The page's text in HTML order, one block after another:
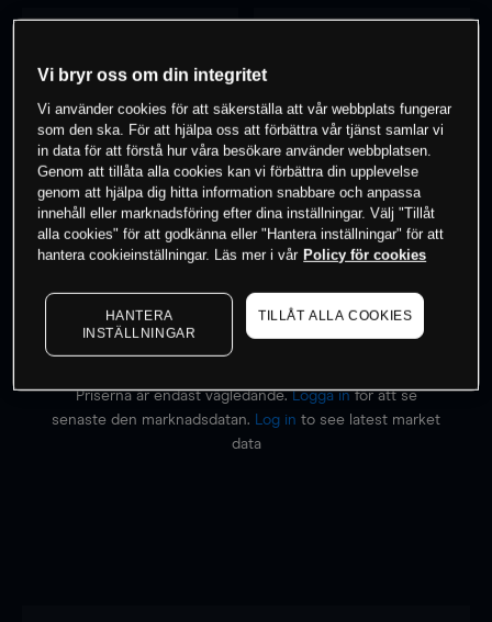
0% av kunderna har en position i detta
instrument
Börja handla
Priserna är endast vägledande.Logga inför att se
senaste den marknadsdatan.
Log in to see latest market
data
Vi bryr oss om din integritet
Vi använder cookies för att säkerställa att vår webbplats fungerar
som den ska. För att hjälpa oss att förbättra vår tjänst samlar vi
in data för att förstå hur våra besökare använder webbplatsen.
Genom att tillåta alla cookies kan vi förbättra din upplevelse
genom att hjälpa dig hitta information snabbare och anpassa
innehåll eller marknadsföring efter dina inställningar. Välj "Tillåt
alla cookies" för att godkänna eller "Hantera inställningar" för att
hantera cookieinställningar. Läs mer i vår Policy för cookies
HANTERA
INSTÄLLNINGAR
TILLÅT ALLA COOKIES